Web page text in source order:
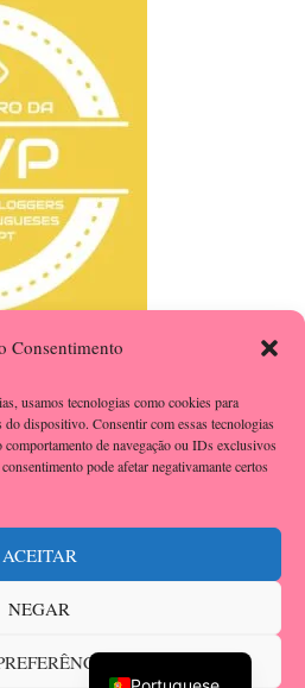
Consentimento
usamos tecnologias como cookies para
do dispositivo. Consentir com essas tecnologias
de navegação ou IDs exclusivos
pode afetar negativamante certos
ACEITAR
NEGAR
Blossom Beauty | Desenvolvido por
porWordPress. Política de Privacidade